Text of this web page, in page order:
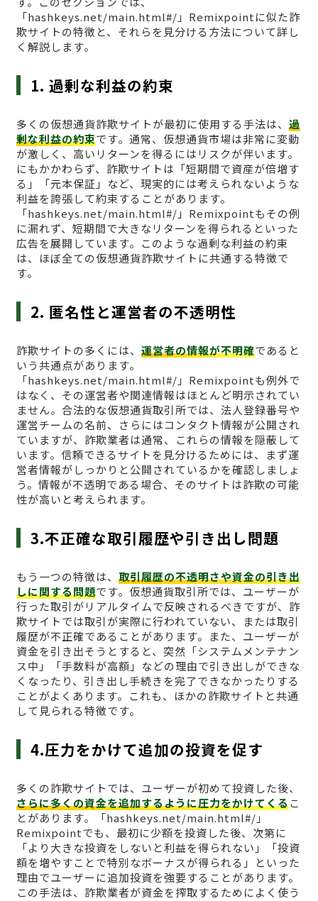
「hashkeys.net/main.html#/」Remixpointに似た詐
欺サイトの特徴と、それらを見分ける方法について詳し
く解説します。
1. 過剰な利益の約束
多くの仮想通貨詐欺サイトが最初に使用する手法は、 過
剰な利益の約束です。通常、仮想通貨市場は非常に変動
が激しく、高いリターンを得るにはリスクが伴います。
にもかかわらず、詐欺サイトは「短期間で資産が倍増す
る」「元本保証」など、現実的には考えられないような
利益を誇張して約束することがあります。
「hashkeys.net/main.html#/」Remixpointもその例
に漏れず、短期間で大きなリターンを得られるといった
広告を展開しています。このような過剰な利益の約束
は、ほぼ全ての仮想通貨詐欺サイトに共通する特徴で
す。
2. 匿名性と運営者の不透明性
詐欺サイトの多くには、 運営者の情報が不明確であると
いう共通点があります。
「hashkeys.net/main.html#/」Remixpointも例外で
はなく、その運営者や関連情報はほとんど明示されてい
ません。合法的な仮想通貨取引所では、法人登録番号や
運営チームの名前、さらにはコンタクト情報が公開され
ていますが、詐欺業者は通常、これらの情報を隠蔽して
います。信頼できるサイトを見分けるためには、まず運
営者情報がしっかりと公開されているかを確認しましょ
う。情報が不透明である場合、そのサイトは詐欺の可能
性が高いと考えられます。
3.不正確な取引履歴や引き出し問題
もう一つの特徴は、 取引履歴の不透明さや資金の引き出
しに関する問題です。仮想通貨取引所では、ユーザーが
行った取引がリアルタイムで反映されるべきですが、詐
欺サイトでは取引が実際に行われていない、または取引
履歴が不正確であることがあります。また、ユーザーが
資金を引き出そうとすると、突然「システムメンテナン
ス中」「手数料が高額」などの理由で引き出しができな
くなったり、引き出し手続きを完了できなかったりする
ことがよくあります。これも、ほかの詐欺サイトと共通
して見られる特徴です。
4.圧力をかけて追加の投資を促す
多くの詐欺サイトでは、ユーザーが初めて投資した後、
さらに多くの資金を追加するように圧力をかけてくるこ
とがあります。「hashkeys.net/main.html#/」
Remixpointでも、最初に少額を投資した後、次第に
「より大きな投資をしないと利益を得られない」「投資
額を増やすことで特別なボーナスが得られる」といった
理由でユーザーに追加投資を強要することがあります。
この手法は、詐欺業者が資金を搾取するためによく使う